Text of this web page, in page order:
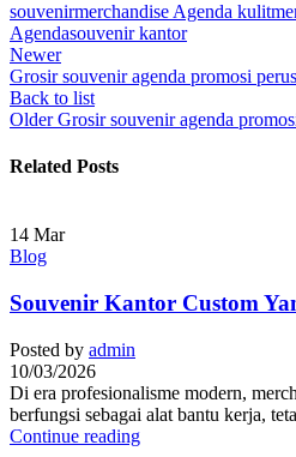
souvenirmerchandise Agenda kulit
Agendasouvenir kantor
Newer
Grosir souvenir agenda promosi
Back to list
Older Grosir souvenir agenda
Related Posts
14 Mar
Blog
Souvenir Kantor Custom
Posted by admin
10/03/2026
Di era profesionalisme modern,
berfungsi sebagai alat bantu kerja,
Continue reading